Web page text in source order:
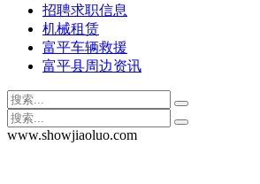
招聘求职信息
机械租赁
富平车辆救援
富平县周边资讯
www.showjiaoluo.com